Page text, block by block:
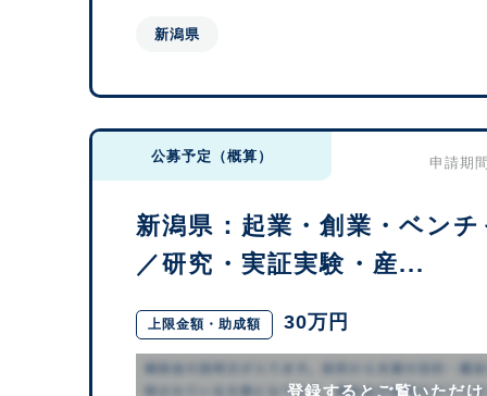
新潟県
公募予定（概算） 申請期
新潟県：起業・創業・ベン
／研究・実証実験・産...
上限金額・助成額 30万円
登録するとご覧いただ